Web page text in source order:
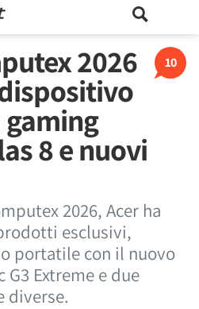
10
2026
8 e nuovi
2026, Acer ha
esclusivi,
portatile con il nuovo
G3 Extreme e due
diverse.